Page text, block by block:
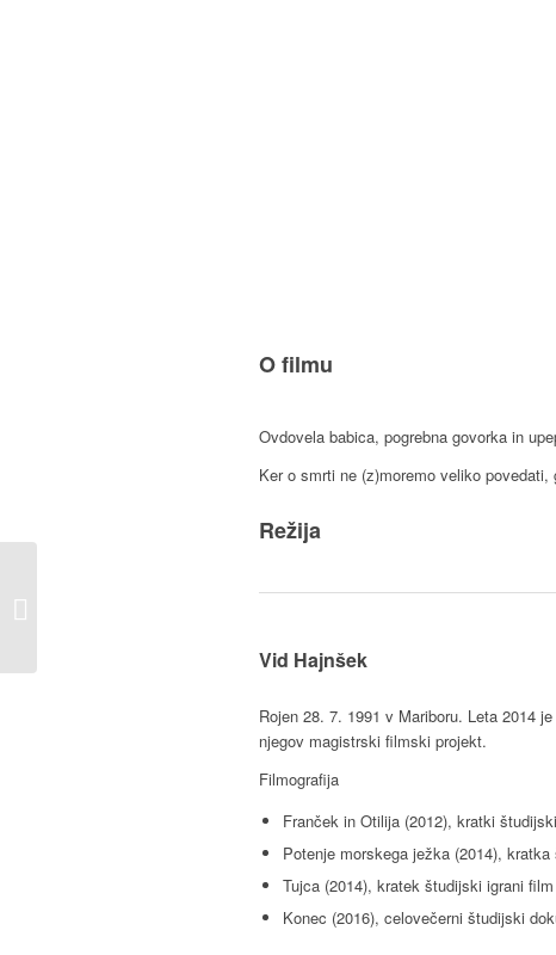
O filmu
Ovdovela babica, pogrebna govorka in
Ker o smrti ne (z)moremo veliko povedati,
Režija
Vid Hajnšek
Rojen 28. 7. 1991 v Mariboru. Leta 2014
njegov magistrski filmski projekt.
Filmografija
Franček in Otilija (2012), kratki
Potenje morskega ježka (2014),
Tujca (2014), kratek študijski igrani film
Konec (2016), celovečerni študijski